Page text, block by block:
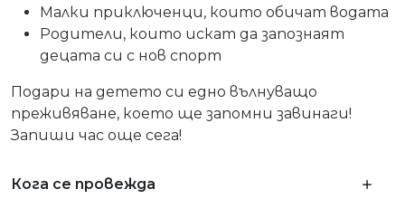
Малки приключенци, които обичат водата
Родители, които искат да запознаят
децата си с нов спорт
Подари на детето си едно вълнуващо
преживяване, което ще запомни завинаги!
Запиши час още сега!
Кога се провежда